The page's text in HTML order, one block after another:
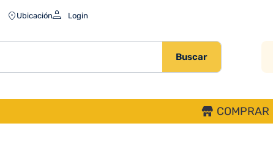
Ubicación Login
Buscar
COMPRAR